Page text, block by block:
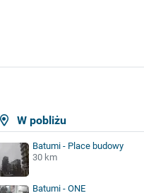
W pobliżu
Batumi - Place budowy
30 km
Batumi - ONE